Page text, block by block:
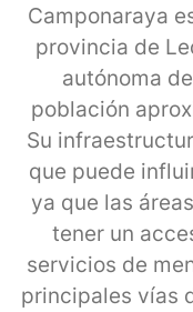
Camponaraya
provincia de
autónoma
población
Su
que puede
ya que las
tener un
servicios de
principales vías